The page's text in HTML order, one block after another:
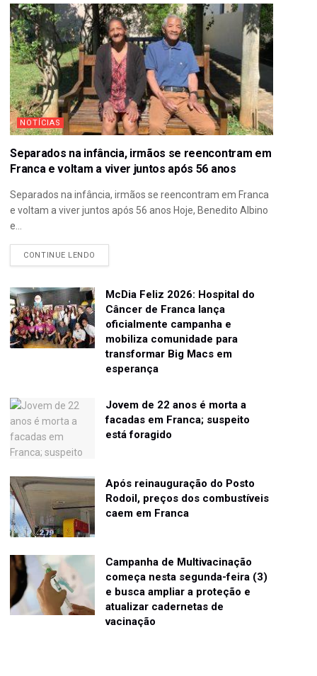
NOTÍCIAS
Separados na infância, irmãos se reencontram em
Franca e voltam a viver juntos após 56 anos
Separados na infância, irmãos se reencontram em Franca
e voltam a viver juntos após 56 anos Hoje, Benedito Albino
e...
CONTINUE LENDO
McDia Feliz 2026: Hospital do
Câncer de Franca lança
oficialmente campanha e
mobiliza comunidade para
transformar Big Macs em
esperança
Jovem de 22 anos é morta a
facadas em Franca; suspeito
está foragido
Após reinauguração do Posto
Rodoil, preços dos combustíveis
caem em Franca
Campanha de Multivacinação
começa nesta segunda-feira (3)
e busca ampliar a proteção e
atualizar cadernetas de
vacinação